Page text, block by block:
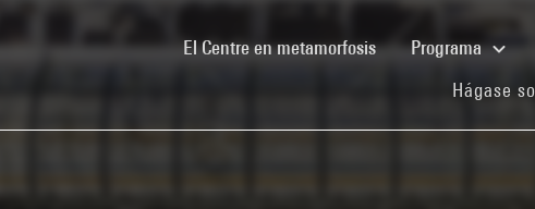
El Centre en metamorfosis(current)Programa
Hágase